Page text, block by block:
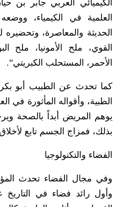
الكيميائي العربي جابر بن
العلمية في الكيمياء،
الحديثة والمعاصرة،
القوي، ملح الأمونيا، ملح
الأحمر، المستحلب الكبريتي”.
كما تحدث عن الطبيب أبو
الطبية، وأقواله المأثورة في
يوهم المريض أبداً بالصحة
بذلك، فمزاج الجسم تابع
الفضاء والتكنولوجيا
وفي مجال الفضاء تحدث
وأول رائد فضاء في